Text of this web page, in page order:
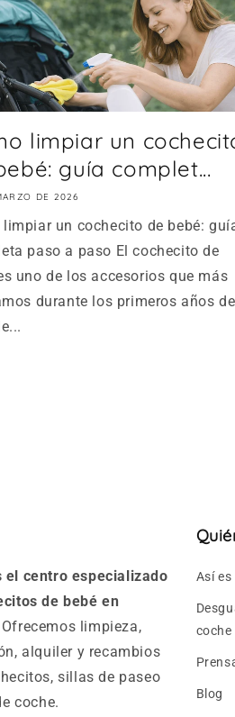
limpiar un
guía complet...
DE 2026
limpiar un cochecito de bebé:
paso a paso El cochecito de
uno de los accesorios que más
durante los primeros años de
el centro especializado
de bebé en
Ofrecemos limpieza,
alquiler y recambios
sillas de paseo
coche.
Así es
coche
Blog